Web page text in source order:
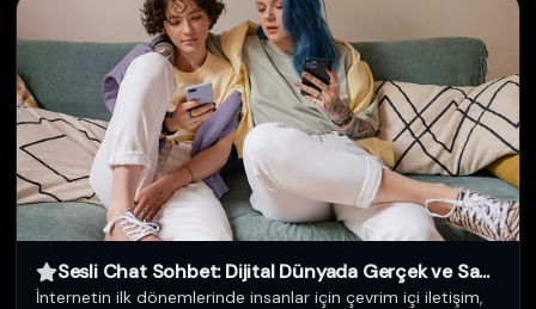
Sesli Chat Sohbet: Dijital Dünyada Gerçek ve Sa...
İnternetin ilk dönemlerinde insanlar için çevrim içi iletişim,